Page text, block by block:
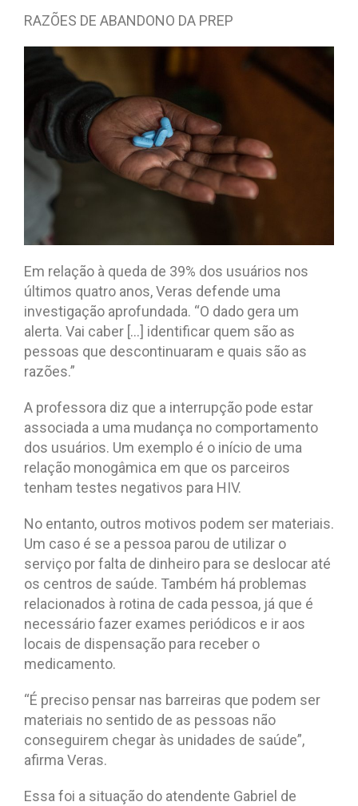
RAZÕES DE ABANDONO DA PREP
Em relação à queda de 39% dos usuários nos
últimos quatro anos, Veras defende uma
investigação aprofundada. “O dado gera um
alerta. Vai caber […] identificar quem são as
pessoas que descontinuaram e quais são as
razões.”
A professora diz que a interrupção pode estar
associada a uma mudança no comportamento
dos usuários. Um exemplo é o início de uma
relação monogâmica em que os parceiros
tenham testes negativos para HIV.
No entanto, outros motivos podem ser materiais.
Um caso é se a pessoa parou de utilizar o
serviço por falta de dinheiro para se deslocar até
os centros de saúde. Também há problemas
relacionados à rotina de cada pessoa, já que é
necessário fazer exames periódicos e ir aos
locais de dispensação para receber o
medicamento.
“É preciso pensar nas barreiras que podem ser
materiais no sentido de as pessoas não
conseguirem chegar às unidades de saúde”,
afirma Veras.
Essa foi a situação do atendente Gabriel de